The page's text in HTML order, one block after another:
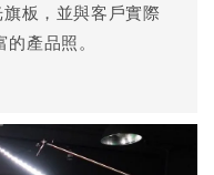
板，並與客戶實際
產品照。